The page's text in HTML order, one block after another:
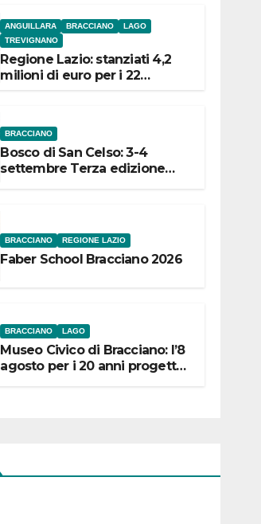
ANGUILLARA BRACCIANO
LAGO
TREVIGNANO
Regione Lazio: stanziati 4,2
milioni di euro per i 22
BRACCIANO
Bosco di San Celso: 3-4
settembre Terza edizione
BRACCIANO REGIONE LAZIO
Faber School Bracciano 2026
BRACCIANO LAGO
Museo Civico di Bracciano: l’8
agosto per i 20 anni progetto